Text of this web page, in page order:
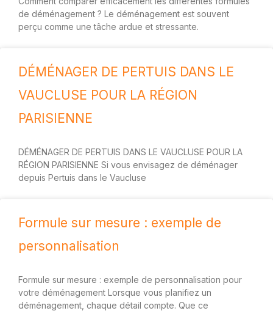
de déménagement ? Le déménagement est souvent
perçu comme une tâche ardue et stressante.
DÉMÉNAGER DE PERTUIS DANS LE
VAUCLUSE POUR LA RÉGION
PARISIENNE
DÉMÉNAGER DE PERTUIS DANS LE VAUCLUSE POUR LA
RÉGION PARISIENNE Si vous envisagez de déménager
depuis Pertuis dans le Vaucluse
Formule sur mesure : exemple de
personnalisation
Formule sur mesure : exemple de personnalisation pour
votre déménagement Lorsque vous planifiez un
déménagement, chaque détail compte. Que ce